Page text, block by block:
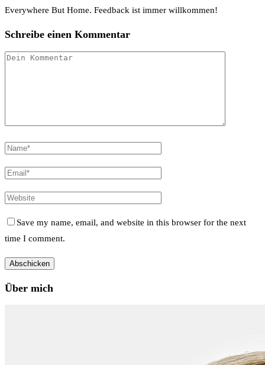
Everywhere But Home. Feedback ist immer willkommen!
Schreibe einen Kommentar
Save my name, email, and website in this browser for the next
time I comment.
Über mich